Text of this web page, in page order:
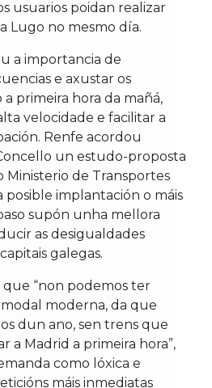
usuarios poidan realizar
Lugo no mesmo día.
a importancia de
e axustar os
a primeira hora da mañá,
velocidade e facilitar a
Renfe acordou
un estudo-proposta
Ministerio de Transportes
posible implantación o máis
supón unha mellora
as desigualdades
galegas.
“non podemos ter
moderna, da que
dun ano, sen trens que
a Madrid a primeira hora”,
como lóxica e
máis inmediatas